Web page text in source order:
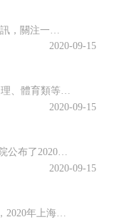
2020-09-15
近日，江西省教育考試院召開江西省2020年普通高校招生錄取工作第四次資訊發布會，回顧前一階段的錄取情況，公布文理、體育類等第二批本科批次和藝術類普通批本科的投檔情況。查字典小編整理相關資訊，關注一下~江西省2020年普通高校招生第二批本科批次(含藝術類普通批本科)投檔情況發布8月25日上午，省教育考...
2020-09-15
根據《關于做好2020年甘肅省成人高校和成人中等專業學校招生工作的通知》(甘招委發〔2020〕30號)，甘肅省教育考試院公布了2020年成人高校招生考試報名時間，詳細成人高考網上報名工作安排通知，跟隨查字典小編一起關注一下~2020年甘肅省成人高校招生考試報名時間確定根據《關于做好2020年甘肅省成...
2020-09-15
根據高招錄取日程安排，本科普通批次第二次征求志愿將于8月29日上午10:00至8月30日上午10:00進行填報。經研究審定，2020年上海市普通高校招生本科普通批次第二次征求志愿降分控制線為385分。查字典小編整理相關資訊，關注一下~本科普通批次第二次征求志愿填報即將開始根據高招錄取日程安排，本科普...